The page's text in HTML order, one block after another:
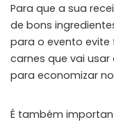
Para que a sua
de bons
para o evento
carnes que vai
para economizar
É também